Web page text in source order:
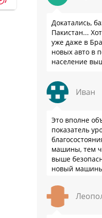
Докатались,
Пакистан...
уже даже в
новых авто в
население
Иван
Это вполне
показатель
машины, тем
выше
новый